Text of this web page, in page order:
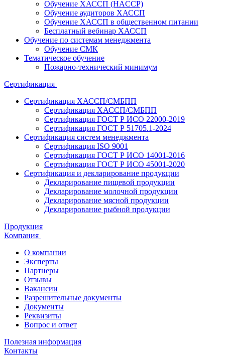
Обучение ХАССП (HACCP)
Обучение аудиторов ХАССП
Обучение ХАССП в общественном питании
Бесплатный вебинар ХАССП
Обучение по системам менеджмента
Обучение СМК
Тематическое обучение
Пожарно-технический минимум
Сертификация
Сертификация ХАССП/СМБПП
Сертификация ХАССП/СМБПП
Сертификация ГОСТ Р ИСО 22000-2019
Сертификация ГОСТ Р 51705.1-2024
Сертификация систем менеджмента
Сертификация ISO 9001
Сертификация ГОСТ Р ИСО 14001-2016
Сертификация ГОСТ Р ИСО 45001-2020
Сертификация и декларирование продукции
Декларирование пищевой продукции
Декларирование молочной продукции
Декларирование мясной продукции
Декларирование рыбной продукции
Продукция
Компания
О компании
Эксперты
Партнеры
Отзывы
Вакансии
Разрешительные документы
Документы
Реквизиты
Вопрос и ответ
Полезная информация
Контакты